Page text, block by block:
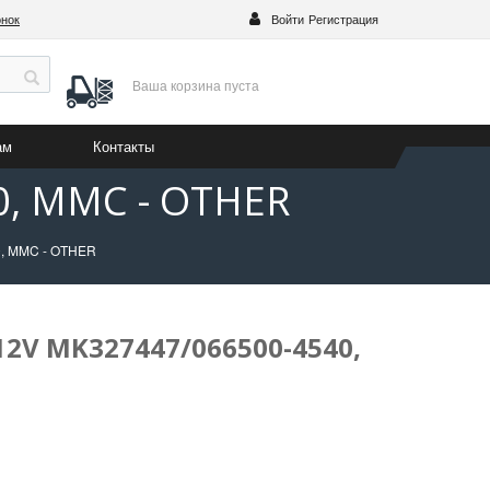
Войти Регистрация
Ваша корзина пуста
Контакты
MMC - OTHER
MMC - OTHER
MK327447/066500-4540,